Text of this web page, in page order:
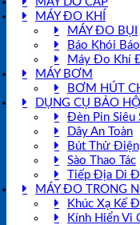
MÁY ĐO KHÍ
MÁY ĐO BỤI
Báo Khói
Máy Đo Khí
MÁY BƠM
BƠM HÚT
DỤNG CỤ BẢO
Đèn Pin Siêu
Dây An Toàn
Bút Thử
Sào Thao Tác
Tiếp Địa Di
MÁY ĐO TRONG
Khúc Xạ Kế
Kính Hiển Vi